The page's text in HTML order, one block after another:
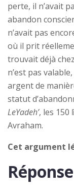
perte, il n’avait
abandon
n’avait pas
où il prit
trouvait déjà
n’est pas
argent de
statut
LeYadeh’, les 150
Avraham.
Cet argument